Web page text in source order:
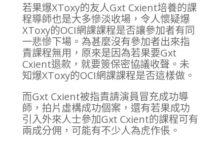
若果爆XToxy的友人Gxt Cxient培養的課
程導師也是大多慘淡收場，令人懷疑爆
XToxy的OCI網課課程是否讓參加者有同
一悲慘下場。為甚麼沒有參加者出來指
責課程無用，原來是因為若果要Gxt
Cxient退款，就要簽保密協議收聲。未
知爆XToxy的OCI網課課程是否這樣做。
而Gxt Cxient被指責請演員冒充成功導
師，拍片虛構成功個案，還有若果成功
引入外來人士參加Gxt Cxient的課程可有
兩成分佣，可能有不少人為虎作倀。